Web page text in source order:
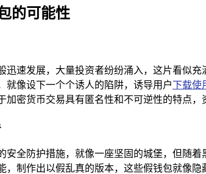
的可能性
迅速发展，大量投资者纷纷涌入，这片看似
就像设下一个个诱人的陷阱，诱导用户下载使
加密货币交易具有匿名性和不可逆性的特点
安全防护措施，就像一座坚固的城堡，但随
，制作出以假乱真的版本，这些假钱包就像